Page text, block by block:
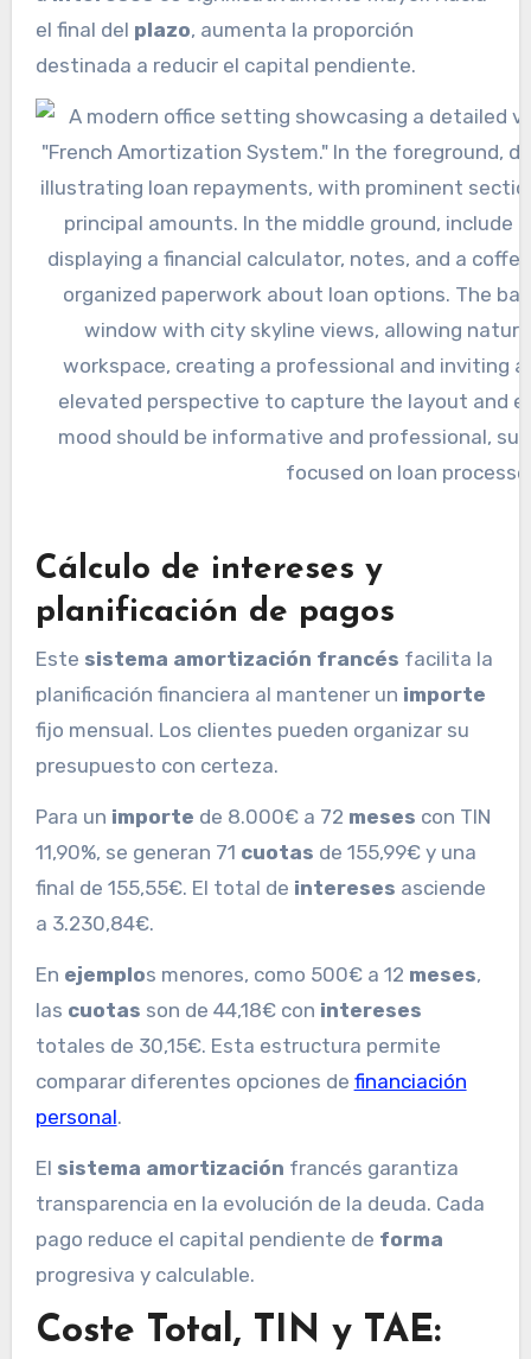
el final del plazo, aumenta la proporción
destinada a reducir el capital pendiente.
Cálculo de intereses y
planificación de pagos
Este sistema amortización francés facilita la
planificación financiera al mantener un importe
fijo mensual. Los clientes pueden organizar su
presupuesto con certeza.
Para un importe de 8.000€ a 72 meses con TIN
11,90%, se generan 71 cuotas de 155,99€ y una
final de 155,55€. El total de intereses asciende
a 3.230,84€.
En ejemplos menores, como 500€ a 12 meses,
las cuotas son de 44,18€ con intereses
totales de 30,15€. Esta estructura permite
comparar diferentes opciones de financiación
personal.
El sistema amortización francés garantiza
transparencia en la evolución de la deuda. Cada
pago reduce el capital pendiente de forma
progresiva y calculable.
Coste Total, TIN y TAE: